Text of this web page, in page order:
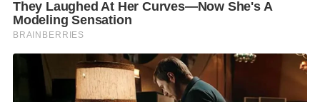
พระราชกรณียกิจเฉลิมพระเกียรติ พระบาทสมเด็จพระ
วชิรเกล้าเจ้าอยู่หัว โดยจัดแสดงในรูปแบบพิพิธภัณฑ์
ธรรมชาติที่มีชีวิต แสดงภาพ 3 มิติ การจัดการดินและ
ที่ดิน ตั้งแต่ภูเขาจนถึงทะเล เพื่อให้เห็นภาพการป้องกัน
ชะล้างพังทลายของดิน การจัดประชุมวิชาการทั้งในระดับ